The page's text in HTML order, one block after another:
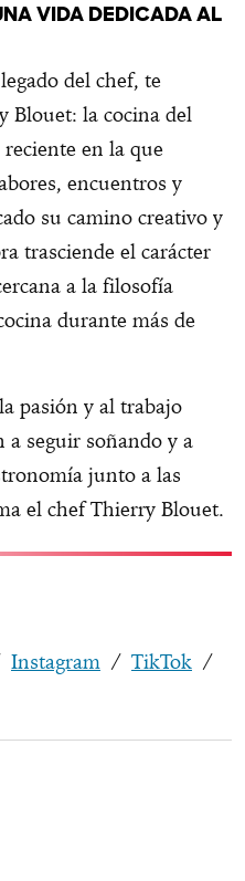
VIDA DEDICADA AL
del chef, te
Blouet: la cocina del
en la que
encuentros y
su camino creativo y
trasciende el carácter
a la filosofía
durante más de
pasión y al trabajo
seguir soñando y a
junto a las
el chef Thierry Blouet.
Instagram / TikTok /